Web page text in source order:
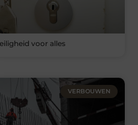
voor alles
VERBOUWEN